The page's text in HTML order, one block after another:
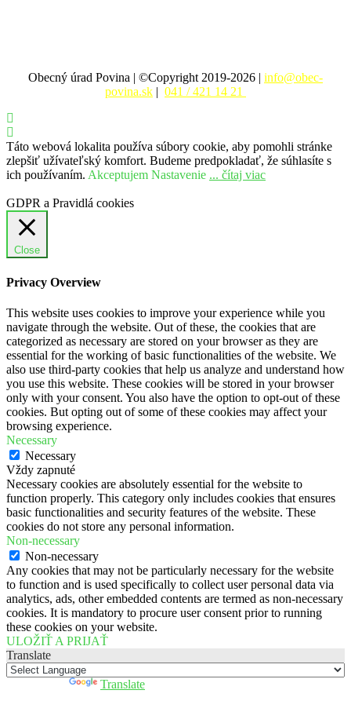
Obecný úrad Povina | ©Copyright 2019-2026 | info@obec-
povina.sk | 041 / 421 14 21
Táto webová lokalita používa súbory cookie, aby pomohli stránke
zlepšiť užívateľský komfort. Budeme predpokladať, že súhlasíte s
ich používaním. Akceptujem Nastavenie ... čítaj viac
GDPR a Pravidlá cookies
Close
Privacy Overview
This website uses cookies to improve your experience while you
navigate through the website. Out of these, the cookies that are
categorized as necessary are stored on your browser as they are
essential for the working of basic functionalities of the website. We
also use third-party cookies that help us analyze and understand how
you use this website. These cookies will be stored in your browser
only with your consent. You also have the option to opt-out of these
cookies. But opting out of some of these cookies may affect your
browsing experience.
Necessary
Necessary
Vždy zapnuté
Necessary cookies are absolutely essential for the website to
function properly. This category only includes cookies that ensures
basic functionalities and security features of the website. These
cookies do not store any personal information.
Non-necessary
Non-necessary
Any cookies that may not be particularly necessary for the website
to function and is used specifically to collect user personal data via
analytics, ads, other embedded contents are termed as non-necessary
cookies. It is mandatory to procure user consent prior to running
these cookies on your website.
ULOŽIŤ A PRIJAŤ
Translate
Translate